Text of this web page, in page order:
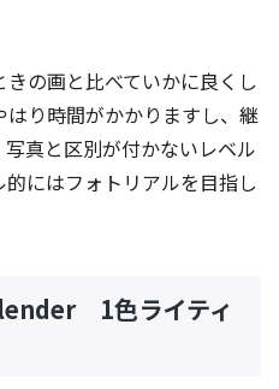
の画と比べていかに良くし
り時間がかかりますし、継
真と区別が付かないレベル
にはフォトリアルを目指し
1色ライティ